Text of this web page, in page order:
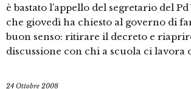
è bastato l’appello del segretario del
che giovedì ha chiesto al governo di
buon senso: ritirare il decreto e
discussione con chi a scuola ci lavora
24 Ottobre 2008